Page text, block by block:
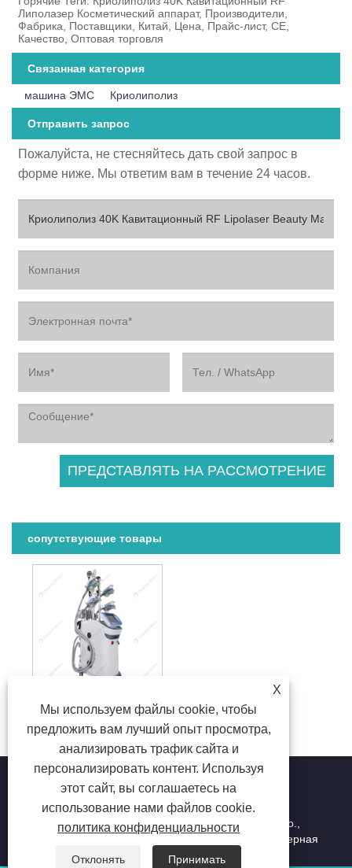
Липолазер Косметический аппарат, Производители,
Фабрика, Поставщики, Китай, Цена, Прайс-лист, CE,
Качество, Оптовая торговля
Связанная категория
машина ЭМС Криолиполиз
Отправить запрос
Пожалуйста, не стесняйтесь дать свой запрос в
форме ниже. Мы ответим вам в течение 24 часов.
сопутствующие товары
Криотерапия Криолиполиз МИНИ Контурная пластика для похудения
X
Мы используем файлы cookie, чтобы
предложить вам лучший опыт просмотра,
анализировать трафик сайта и
персонализировать контент. Используя
этот сайт, вы соглашаетесь на
использование нами файлов cookie.
политика конфиденциальности
Отклонять Принимать
Copyright © 2023 Beijing Oriental Wison Technology Co.,
Limited — Лазерная эпиляция, Удаление волос, Лазерная
косметическая машина — Все права защищены.